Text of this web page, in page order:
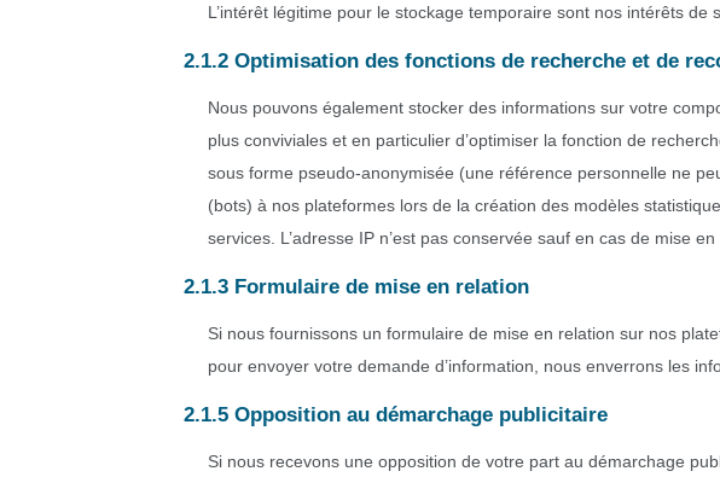
L’intérêt légitime pour le stockage temporaire sont nos intérêts de
2.1.2 Optimisation des fonctions de recherche et de
Nous pouvons également stocker des informations sur votre
plus conviviales et en particulier d’optimiser la fonction de
sous forme pseudo-anonymisée (une référence personnelle ne
(bots) à nos plateformes lors de la création des modèles
services. L’adresse IP n’est pas conservée sauf en cas de mise en
2.1.3 Formulaire de mise en relation
Si nous fournissons un formulaire de mise en relation sur nos
pour envoyer votre demande d’information, nous enverrons les
2.1.5 Opposition au démarchage publicitaire
Si nous recevons une opposition de votre part au démarchage